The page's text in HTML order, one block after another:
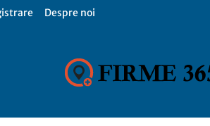
Despre noi